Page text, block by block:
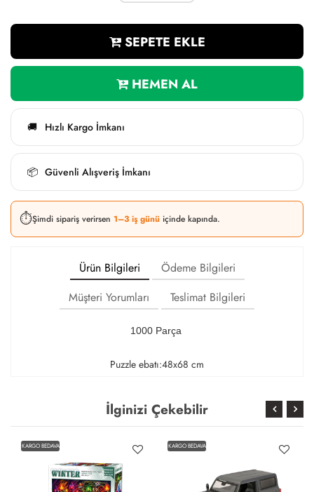
SEPETE EKLE
HEMEN AL
🚚 Hızlı Kargo İmkanı
📦 Güvenli Alışveriş İmkanı
⏱️Şimdi sipariş verirsen 1–3 iş günü içinde kapında.
Ürün Bilgileri
Ödeme Bilgileri
Müşteri Yorumları
Teslimat Bilgileri
1000 Parça
Puzzle ebatı:48x68 cm
İlginizi Çekebilir
KARGO BEDAVA KARGO BEDAVA